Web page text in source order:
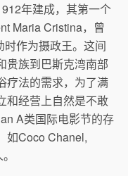
年建成，其第一个
Maria Cristina，曾
作为摄政王。这间
贵族到巴斯克湾南部
疗法的需求，为了满
和经营上自然是不敢
A类国际电影节的存
如Coco Chanel,